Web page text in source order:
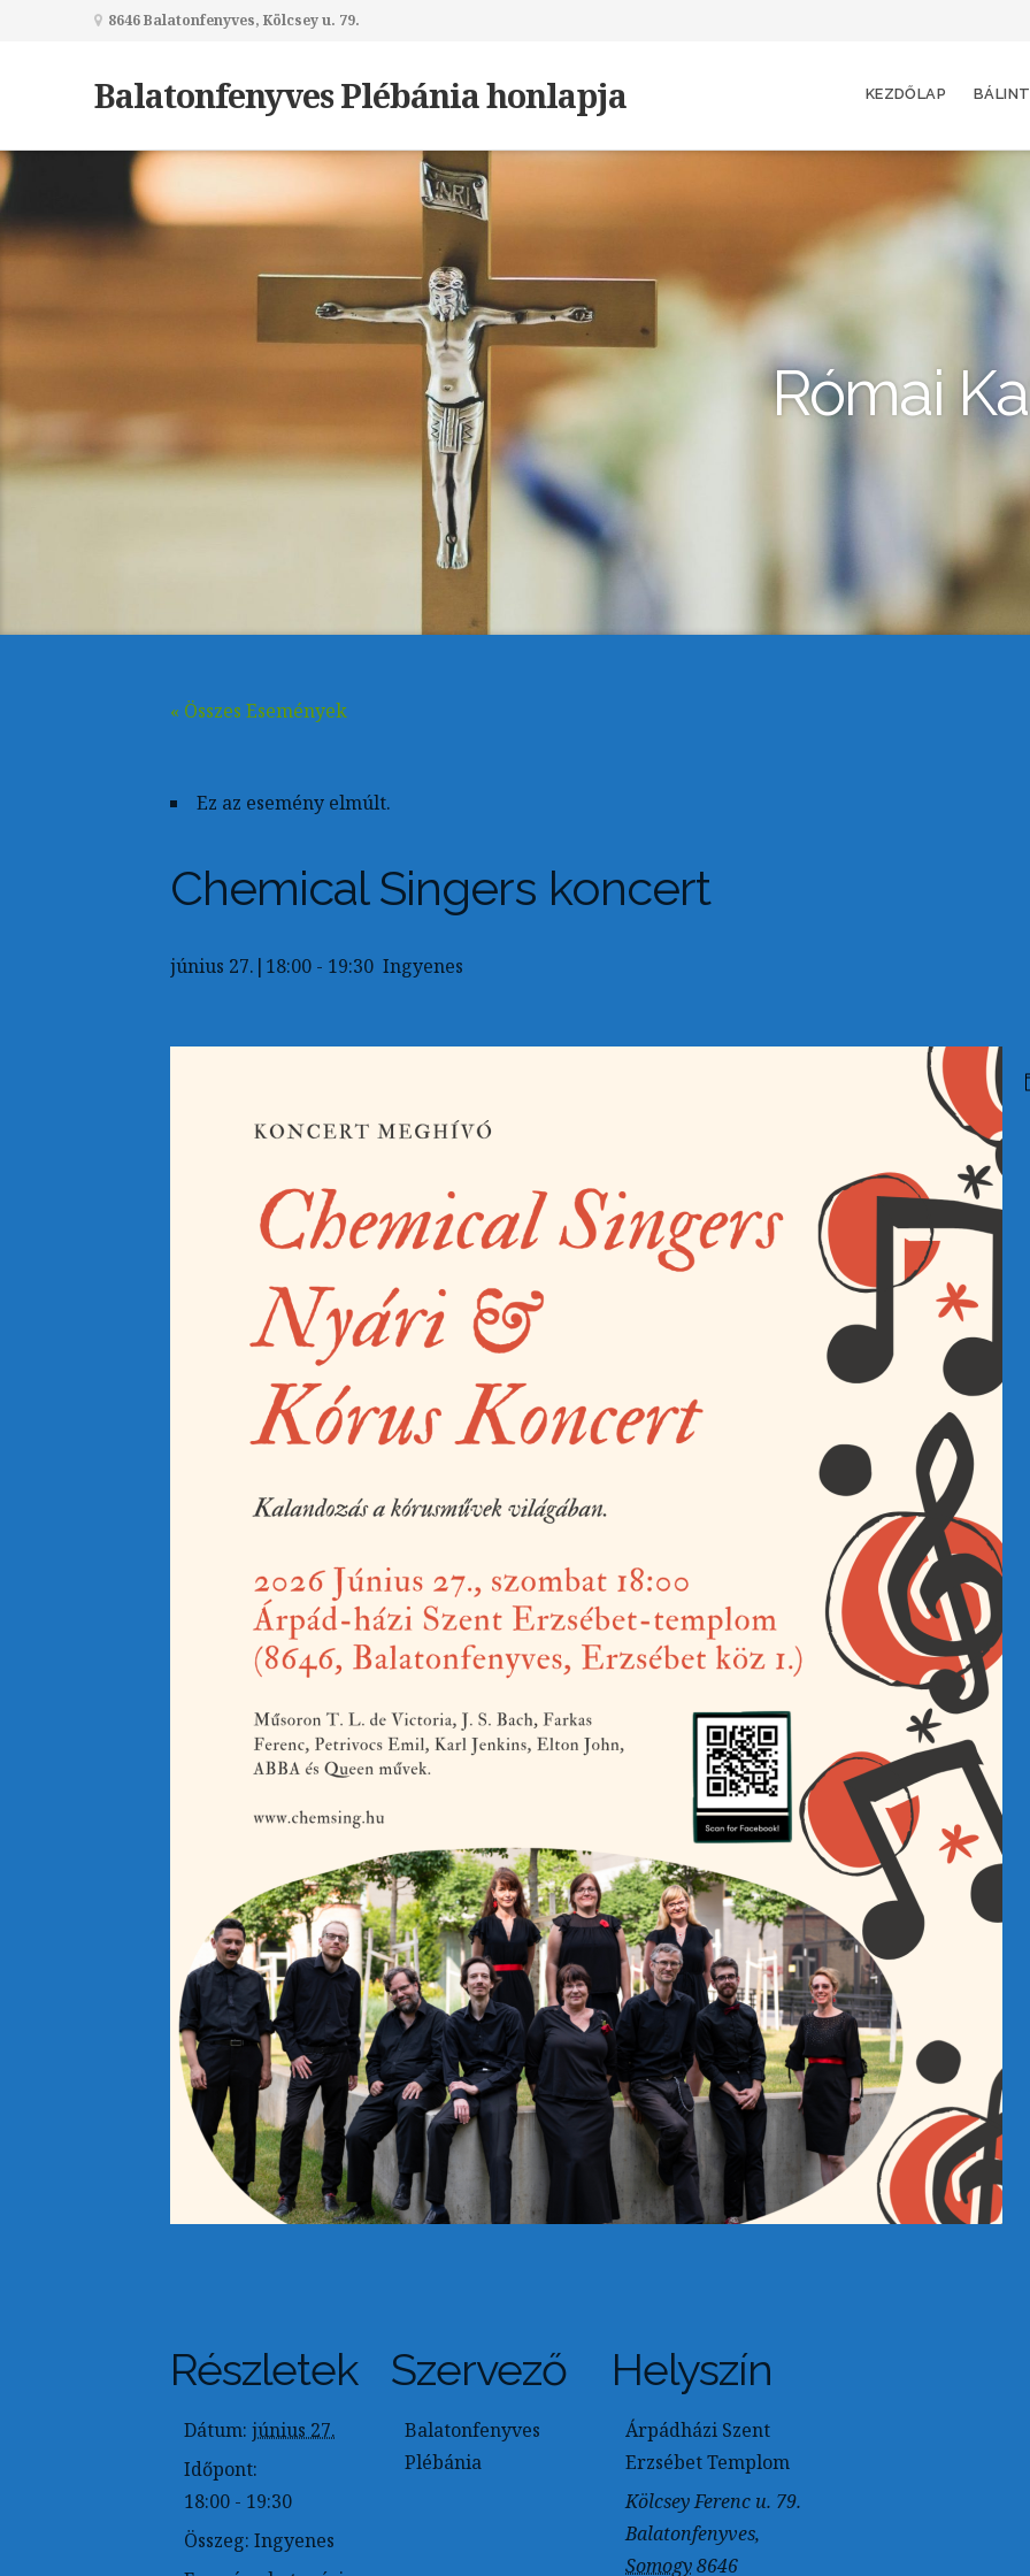
8646 Balatonfenyves, Kölcsey u. 79.
Balatonfenyves Plébánia honlapja KEZDŐLAP
Római
« Összes Események
Ez az esemény elmúlt.
Chemical Singers koncert
június 27.|18:00 - 19:30 Ingyenes
Részletek
Dátum: június 27.
Időpont:
18:00 - 19:30
Összeg: Ingyenes
Szervező
Balatonfenyves
Plébánia
Helyszín
Árpádházi Szent
Erzsébet Templom
Kölcsey Ferenc u. 79.
Balatonfenyves,
Somogy8646